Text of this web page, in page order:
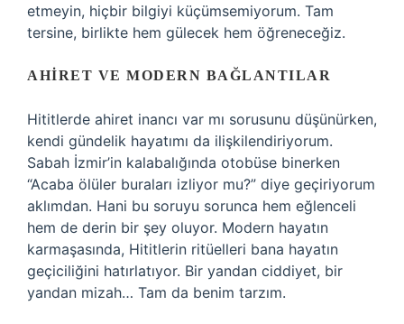
etmeyin, hiçbir bilgiyi küçümsemiyorum. Tam
tersine, birlikte hem gülecek hem öğreneceğiz.
AHIRET VE MODERN BAĞLANTILAR
Hititlerde ahiret inancı var mı sorusunu düşünürken,
kendi gündelik hayatımı da ilişkilendiriyorum.
Sabah İzmir’in kalabalığında otobüse binerken
“Acaba ölüler buraları izliyor mu?” diye geçiriyorum
aklımdan. Hani bu soruyu sorunca hem eğlenceli
hem de derin bir şey oluyor. Modern hayatın
karmaşasında, Hititlerin ritüelleri bana hayatın
geçiciliğini hatırlatıyor. Bir yandan ciddiyet, bir
yandan mizah… Tam da benim tarzım.